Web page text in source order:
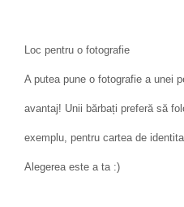
Loc pentru o fotografie
A putea pune o fotografie a unei
avantaj! Unii bărbați preferă să
exemplu, pentru cartea de
Alegerea este a ta :)